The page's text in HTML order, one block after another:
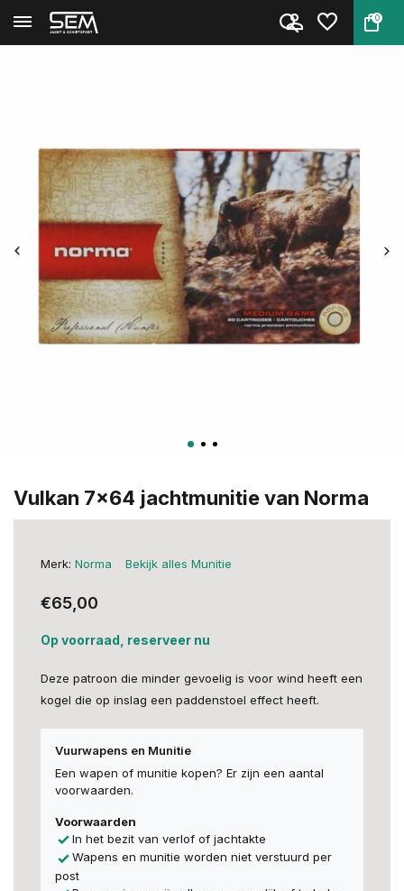
0
Terug Home Vulkan 7x64 jachtmunitie van N...
Vulkan 7x64 jachtmunitie van Norma
Merk: Norma Bekijk alles Munitie
€65,00
Op voorraad, reserveer nu
Deze patroon die minder gevoelig is voor wind heeft een
kogel die op inslag een paddenstoel effect heeft.
Vuurwapens en Munitie
Een wapen of munitie kopen? Er zijn een aantal
voorwaarden.
Voorwaarden
In het bezit van verlof of jachtakte
Wapens en munitie worden niet verstuurd per
post